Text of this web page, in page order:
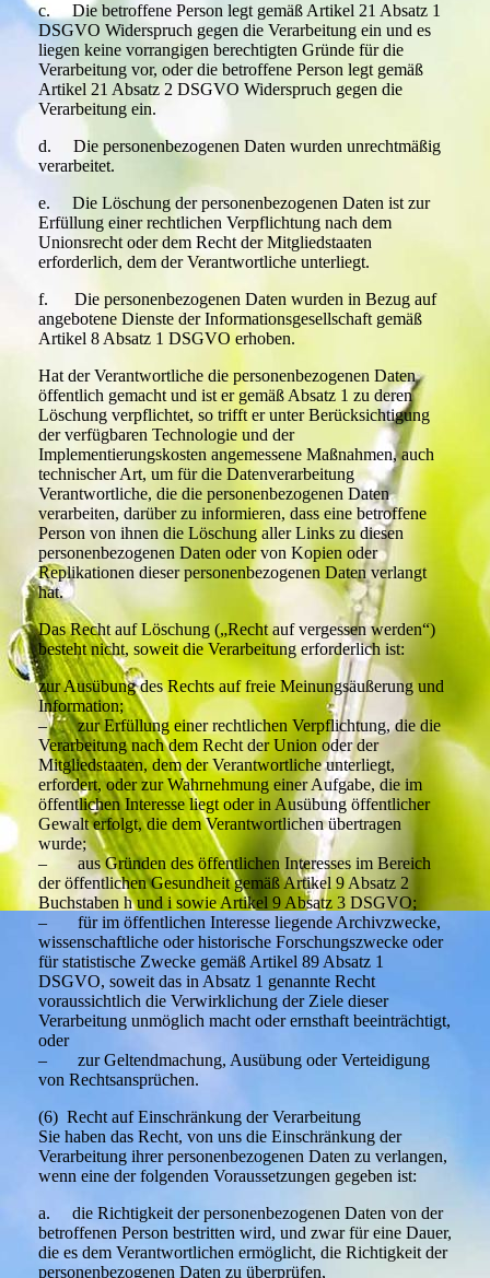
c. Die betroffene Person legt gemäß Artikel 21 Absatz 1
DSGVO Widerspruch gegen die Verarbeitung ein und es
liegen keine vorrangigen berechtigten Gründe für die
Verarbeitung vor, oder die betroffene Person legt gemäß
Artikel 21 Absatz 2 DSGVO Widerspruch gegen die
Verarbeitung ein.
d. Die personenbezogenen Daten wurden unrechtmäßig
verarbeitet.
e. Die Löschung der personenbezogenen Daten ist zur
Erfüllung einer rechtlichen Verpflichtung nach dem
Unionsrecht oder dem Recht der Mitgliedstaaten
erforderlich, dem der Verantwortliche unterliegt.
f. Die personenbezogenen Daten wurden in Bezug auf
angebotene Dienste der Informationsgesellschaft gemäß
Artikel 8 Absatz 1 DSGVO erhoben.
Hat der Verantwortliche die personenbezogenen Daten
öffentlich gemacht und ist er gemäß Absatz 1 zu deren
Löschung verpflichtet, so trifft er unter Berücksichtigung
der verfügbaren Technologie und der
Implementierungskosten angemessene Maßnahmen, auch
technischer Art, um für die Datenverarbeitung
Verantwortliche, die die personenbezogenen Daten
verarbeiten, darüber zu informieren, dass eine betroffene
Person von ihnen die Löschung aller Links zu diesen
personenbezogenen Daten oder von Kopien oder
Replikationen dieser personenbezogenen Daten verlangt
hat.
Das Recht auf Löschung („Recht auf vergessen werden“)
besteht nicht, soweit die Verarbeitung erforderlich ist:
zur Ausübung des Rechts auf freie Meinungsäußerung und
Information;
– zur Erfüllung einer rechtlichen Verpflichtung, die die
Verarbeitung nach dem Recht der Union oder der
Mitgliedstaaten, dem der Verantwortliche unterliegt,
erfordert, oder zur Wahrnehmung einer Aufgabe, die im
öffentlichen Interesse liegt oder in Ausübung öffentlicher
Gewalt erfolgt, die dem Verantwortlichen übertragen
wurde;
– aus Gründen des öffentlichen Interesses im Bereich
der öffentlichen Gesundheit gemäß Artikel 9 Absatz 2
Buchstaben h und i sowie Artikel 9 Absatz 3 DSGVO;
– für im öffentlichen Interesse liegende Archivzwecke,
wissenschaftliche oder historische Forschungszwecke oder
für statistische Zwecke gemäß Artikel 89 Absatz 1
DSGVO, soweit das in Absatz 1 genannte Recht
voraussichtlich die Verwirklichung der Ziele dieser
Verarbeitung unmöglich macht oder ernsthaft beeinträchtigt,
oder
– zur Geltendmachung, Ausübung oder Verteidigung
von Rechtsansprüchen.
(6) Recht auf Einschränkung der Verarbeitung
Sie haben das Recht, von uns die Einschränkung der
Verarbeitung ihrer personenbezogenen Daten zu verlangen,
wenn eine der folgenden Voraussetzungen gegeben ist:
a. die Richtigkeit der personenbezogenen Daten von der
betroffenen Person bestritten wird, und zwar für eine Dauer,
die es dem Verantwortlichen ermöglicht, die Richtigkeit der
personenbezogenen Daten zu überprüfen,